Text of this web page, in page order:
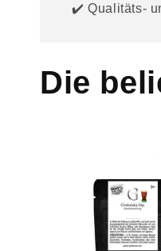
✔️ Qualitäts-
Die